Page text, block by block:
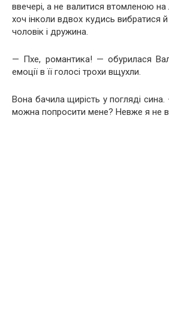
ввечері, а не валитися втомленою
хоч інколи вдвох кудись вибратися
чоловік і дружина.
— Пхе, романтика! — обурилася
емоції в її голосі трохи вщухли.
Вона бачила щирість у погляді
можна попросити мене? Невже я не